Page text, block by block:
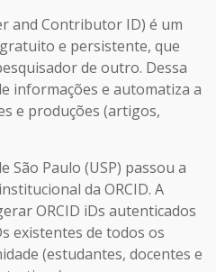
and Contributor ID) é um
e persistente, que
de outro. Dessa
informações e automatiza a
e produções (artigos,
São Paulo (USP) passou a
da ORCID. A
ORCID iDs autenticados
existentes de todos os
(estudantes, docentes e